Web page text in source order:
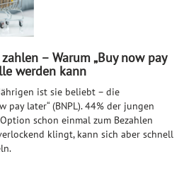
– Warum „Buy now pay
werden kann
ist sie beliebt – die
pay later“ (BNPL). 44% der jungen
schon einmal zum Bezahlen
klingt, kann sich aber schnell